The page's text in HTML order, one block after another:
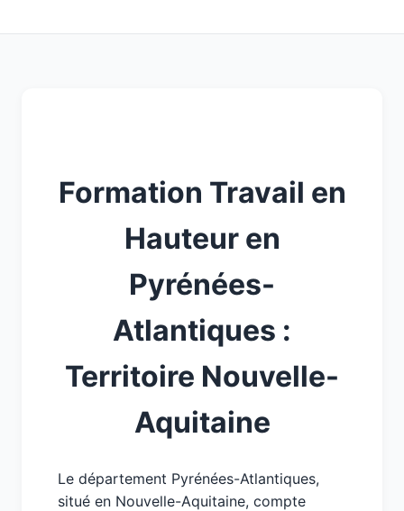
Formation Travail en
Hauteur en
Pyrénées-
Atlantiques :
Territoire Nouvelle-
Aquitaine
Le département Pyrénées-Atlantiques,
situé en Nouvelle-Aquitaine, compte